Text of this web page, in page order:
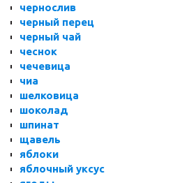
чернослив
черный перец
черный чай
чеснок
чечевица
чиа
шелковица
шоколад
шпинат
щавель
яблоки
яблочный уксус